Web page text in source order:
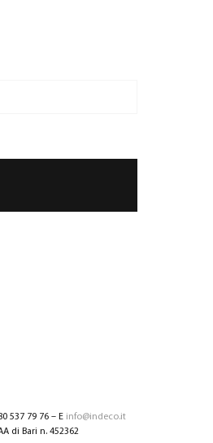
537 79 76 – E info@indeco.it
di Bari n. 452362